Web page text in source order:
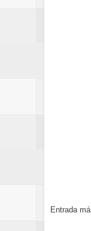
Entrada